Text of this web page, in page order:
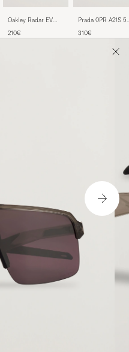
Oakley Radar EV
Polished Black/Blue
210€
Prada 0PR A21S
310€